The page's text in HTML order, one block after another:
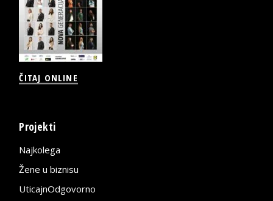
ČITAJ ONLINE
Projekti
Najkolega
Žene u biznisu
UticajnOdgovorno